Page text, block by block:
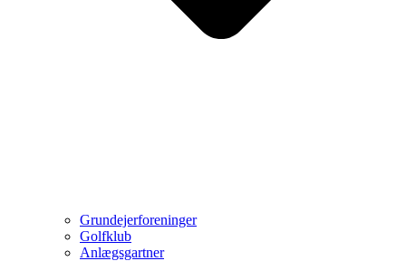
Grundejerforeninger
Golfklub
Anlægsgartner